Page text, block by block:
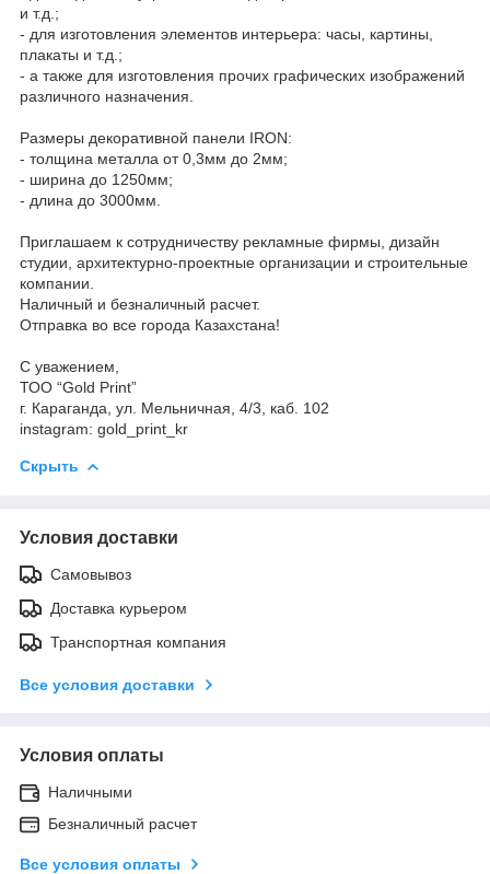
и т.д.;
- для изготовления элементов интерьера: часы, картины,
плакаты и т.д.;
- а также для изготовления прочих графических изображений
различного назначения.
Размеры декоративной панели IRON:
- толщина металла от 0,3мм до 2мм;
- ширина до 1250мм;
- длина до 3000мм.
Приглашаем к сотрудничеству рекламные фирмы, дизайн
студии, архитектурно-проектные организации и строительные
компании.
Наличный и безналичный расчет.
Отправка во все города Казахстана!
С уважением,
ТОО “Gold Print”
г. Караганда, ул. Мельничная, 4/3, каб. 102
instagram: gold_print_kr
Скрыть
Условия доставки
Самовывоз
Доставка курьером
Транспортная компания
Все условия доставки
Условия оплаты
Наличными
Безналичный расчет
Все условия оплаты